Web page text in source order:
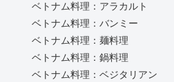
ベトナム料理：アラカルト
ベトナム料理：バンミー
ベトナム料理：麺料理
ベトナム料理：鍋料理
ベトナム料理：ベジタリアン